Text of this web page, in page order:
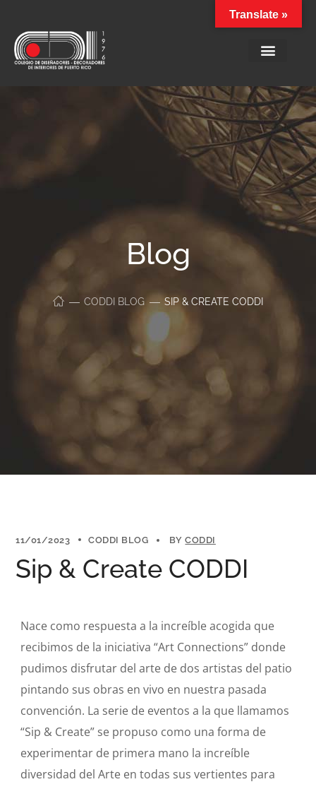
Blog
CODDI BLOG SIP & CREATE CODDI
11/01/2023 CODDI BLOG BYCODDI
Sip & Create CODDI
Nace como respuesta a la increíble acogida que
recibimos de la iniciativa “Art Connections” donde
pudimos disfrutar del arte de dos artistas del patio
pintando sus obras en vivo en nuestra pasada
convención. La serie de eventos a la que llamamos
“Sip & Create” se propuso como una forma de
experimentar de primera mano la increíble
diversidad del Arte en todas sus vertientes para
Translate »